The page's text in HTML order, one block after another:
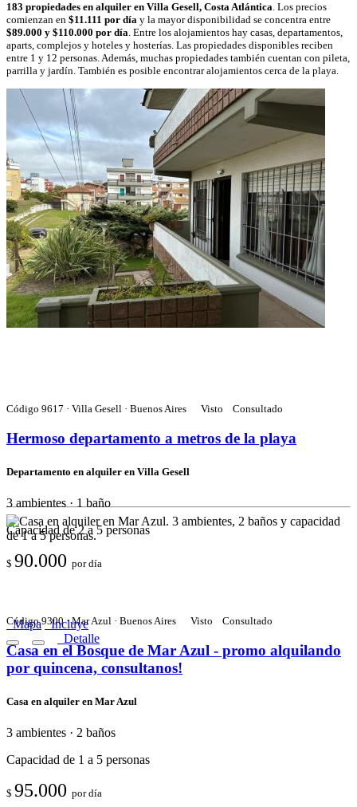
183 propiedades en alquiler en Villa Gesell, Costa Atlántica. Los precios
comienzan en $11.111 por día y la mayor disponibilidad se concentra entre
$89.000 y $110.000 por día. Entre los alojamientos hay casas, departamentos,
aparts, complejos y hoteles y hosterías. Las propiedades disponibles reciben
entre 1 y 12 personas. Además, muchas propiedades también cuentan con pileta,
parrilla y jardín. También es posible encontrar alojamientos cerca de la playa.
Código 9617 · Villa Gesell · Buenos Aires Visto Consultado
Hermoso departamento a metros de la playa
Departamento en alquiler en Villa Gesell
3 ambientes · 1 baño
Capacidad de 2 a 5 personas
$ 90.000 por día
Mapa
Incluye
Detalle
Código 9300 · Mar Azul · Buenos Aires Visto Consultado
Casa en el Bosque de Mar Azul - promo alquilando
por quincena, consultanos!
Casa en alquiler en Mar Azul
3 ambientes · 2 baños
Capacidad de 1 a 5 personas
$ 95.000 por día